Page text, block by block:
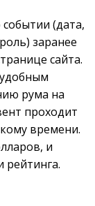
событии (дата,
заранее
сайта.
рума на
проходит
времени.
и
рейтинга.